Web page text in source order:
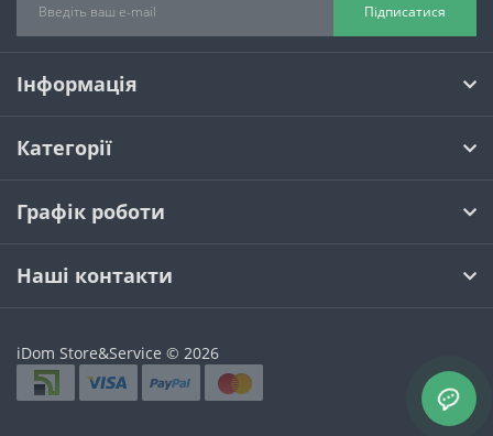
Підписатися
Інформація
Категорії
Графік роботи
Наші контакти
iDom Store&Service © 2026